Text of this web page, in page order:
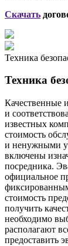
Скачать
Техника
Техника
Качественные
и
известных
стоимость
и ненужными
включены
посредника.
официальное
стоимость
получить
необходимо
располагают
предоставить